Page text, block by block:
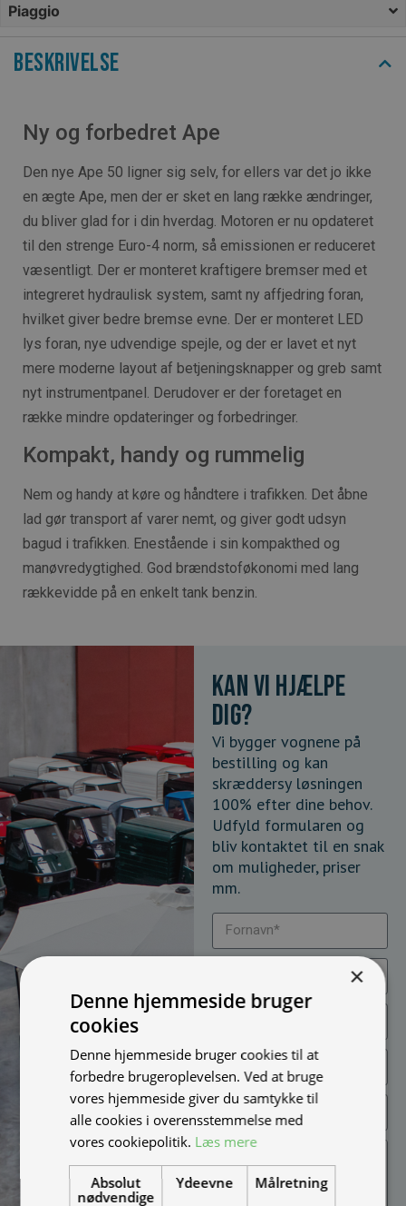
Piaggio
Beskrivelse
Ny og forbedret Ape
Den nye Ape 50 ligner sig selv, for ellers var det jo ikke
en ægte Ape, men der er sket en lang række ændringer,
du bliver glad for i din hverdag. Motoren er nu opdateret
til den strenge Euro-4 norm, så emissionen er reduceret
væsentligt. Der er monteret kraftigere bremser med et
integreret hydraulisk system, samt ny affjedring foran,
hvilket giver bedre bremse evne. Der er monteret LED
lys foran, nye udvendige spejle, og der er lavet et nyt
mere moderne layout af betjeningsknapper og greb samt
nyt instrumentpanel. Derudover er der foretaget en
række mindre opdateringer og forbedringer.
Kompakt, handy og rummelig
Nem og handy at køre og håndtere i trafikken. Det åbne
lad gør transport af varer nemt, og giver godt udsyn
bagud i trafikken. Enestående i sin kompakthed og
manøvredygtighed. God brændstoføkonomi med lang
rækkevidde på en enkelt tank benzin.
Kan vi hjælpe
dig?
Vi bygger vognene på
bestilling og kan
skræddersy løsningen
100% efter dine behov.
Udfyld formularen og
bliv kontaktet til en snak
om muligheder, priser
mm.
×
Denne hjemmeside bruger
cookies
Denne hjemmeside bruger cookies til at
forbedre brugeroplevelsen. Ved at bruge
vores hjemmeside giver du samtykke til
alle cookies i overensstemmelse med
vores cookiepolitik. Læs mere
Absolut
nødvendige
Ydeevne Målretning